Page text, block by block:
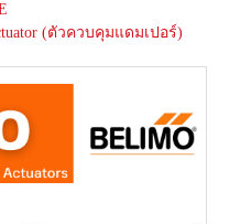
(ตัวควบคุมแดมเปอร์)